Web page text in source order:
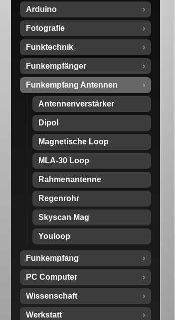
Arduino
Fotografie
Funktechnik
Funkempfänger
Funkempfang Antennen
Antennenverstärker
Dipol
Magnetische Loop
MLA-30 Loop
Rahmenantenne
Regenrohr
Skyscan Mag
Youloop
Funkempfang
PC Computer
Wissenschaft
Werkstatt